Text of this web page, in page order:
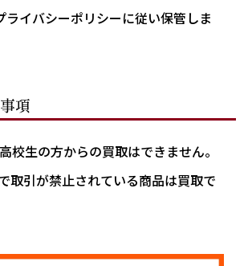
イバシーポリシーに従い保管しま
項
校生の方からの買取はできません。
取引が禁止されている商品は買取で